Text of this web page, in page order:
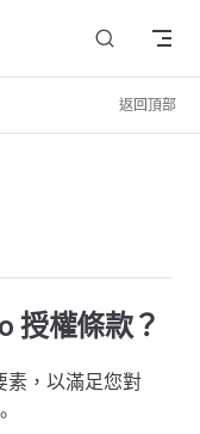
返回頂部
授權條款？
素，以滿足您對